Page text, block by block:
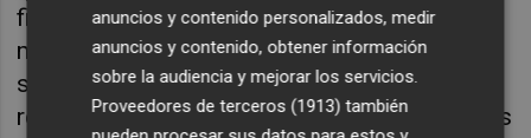
financiación de empresas de pequeño y
mediano tamaño, que formen parte de
sectores como el ocio, la hostelería, la
restauración, el transporte y otras actividades
anuncios y contenido personalizados, medir
anuncios y contenido, obtener información
sobre la audiencia y mejorar los servicios.
Proveedores de terceros (1913) también